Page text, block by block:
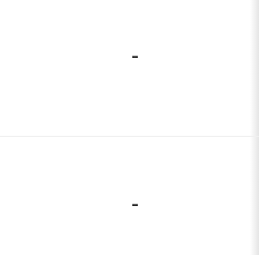
-
-